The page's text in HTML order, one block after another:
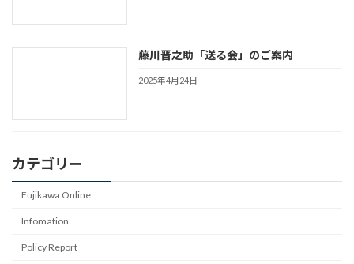
藤川晋之助「送る会」のご案内
2025年4月24日
カテゴリー
Fujikawa Online
Infomation
Policy Report